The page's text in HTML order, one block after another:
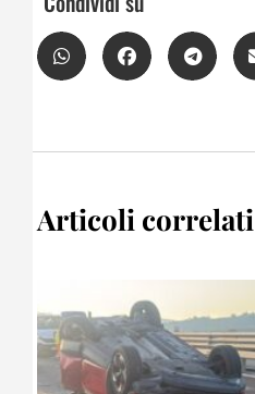
Articoli correlati